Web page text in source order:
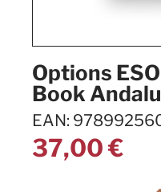
Options
Book
EAN:
37,00€